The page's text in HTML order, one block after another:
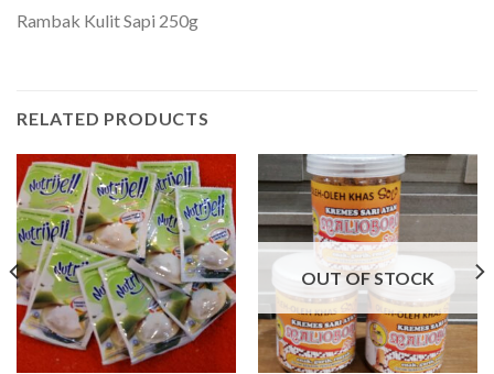
Rambak Kulit Sapi 250g
RELATED PRODUCTS
OUT OF STOCK